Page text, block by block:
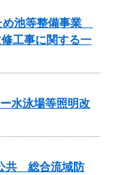
め池等整備事業
工事に関する一
水泳場等照明改
共 総合流域防